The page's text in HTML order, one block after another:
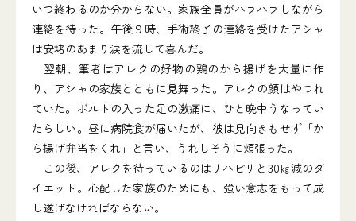
いつ終わるのか分からない。家族全員がハラハラしながら
連絡を待った。午後９時、手術終了の連絡を受けたアシャ
は安堵のあまり涙を流して喜んだ。
翌朝、筆者はアレクの好物の鶏のから揚げを大量に作
り、アシャの家族とともに見舞った。アレクの顔はやつれ
ていた。ボルトの入った足の激痛に、ひと晩中うなってい
たらしい。昼に病院食が届いたが、彼は見向きもせず「か
ら揚げ弁当をくれ」と言い、うれしそうに頬張った。
この後、アレクを待っているのはリハビリと30㎏減のダ
イエット。心配した家族のためにも、強い意志をもって成
し遂げなければならない。